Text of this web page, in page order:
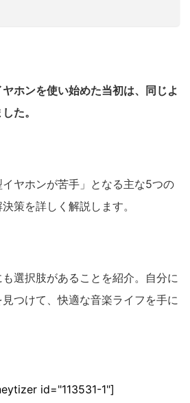
ホンを使い始めた当初は、同じよ
た。
ヤホンが苦手」となる主な5つの
策を詳しく解説します。
選択肢があることを紹介。自分に
つけて、快適な音楽ライフを手に
id="113531-1"]